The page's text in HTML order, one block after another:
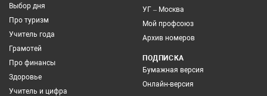
Выбор дня
Про туризм
Учитель года
Грамотей
Про финансы
Здоровье
Учитель и цифра
УГ – Москва
Мой профсоюз
Архив номеров
ПОДПИСКА
Бумажная версия
Онлайн-версия